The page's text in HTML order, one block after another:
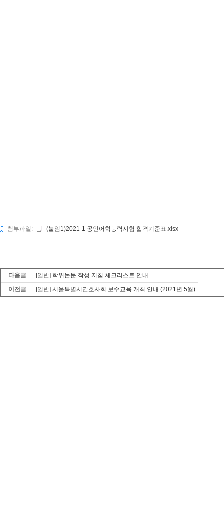
첨부파일: (붙임1)2021-1 공인어학능력시험 합격기준표.xlsx
다음글
[일반] 학위논문 작성 지침 체크리스트 안내
이전글
[일반] 서울특별시간호사회 보수교육 개최 안내 (2021년 5월)